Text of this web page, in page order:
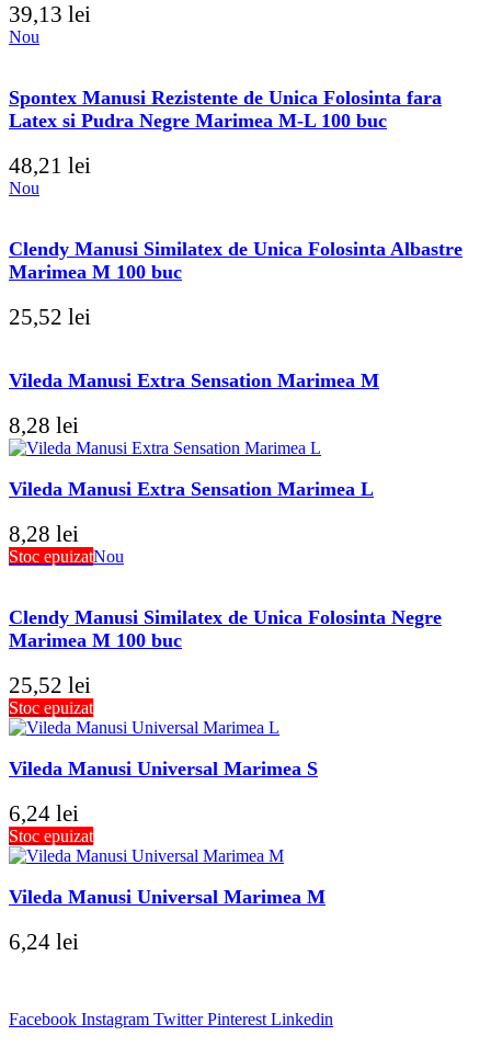
39,13 lei
Nou
Spontex Manusi Rezistente de Unica Folosinta fara
Latex si Pudra Negre Marimea M-L 100 buc
48,21 lei
Nou
Clendy Manusi Similatex de Unica Folosinta Albastre
Marimea M 100 buc
25,52 lei
Vileda Manusi Extra Sensation Marimea M
8,28 lei
Vileda Manusi Extra Sensation Marimea L
8,28 lei
Stoc epuizatNou
Clendy Manusi Similatex de Unica Folosinta Negre
Marimea M 100 buc
25,52 lei
Stoc epuizat
Vileda Manusi Universal Marimea S
6,24 lei
Stoc epuizat
Vileda Manusi Universal Marimea M
6,24 lei
Facebook Instagram Twitter Pinterest Linkedin